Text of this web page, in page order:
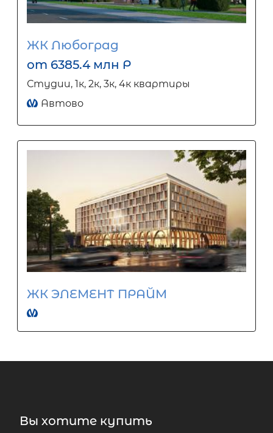
ЖК Любоград
от 6385.4 млн Р
Студии, 1к, 2к, 3к, 4к квартиры
Автово
ЖК ЭЛЕМЕНТ ПРАЙМ
Вы хотите купить